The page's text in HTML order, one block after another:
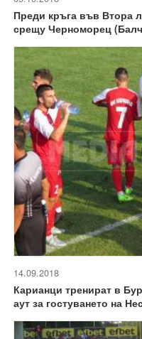
Преди кръга във Втора
срещу Черноморец
14.09.2018
Карианци тренират в
аут за гостуването на